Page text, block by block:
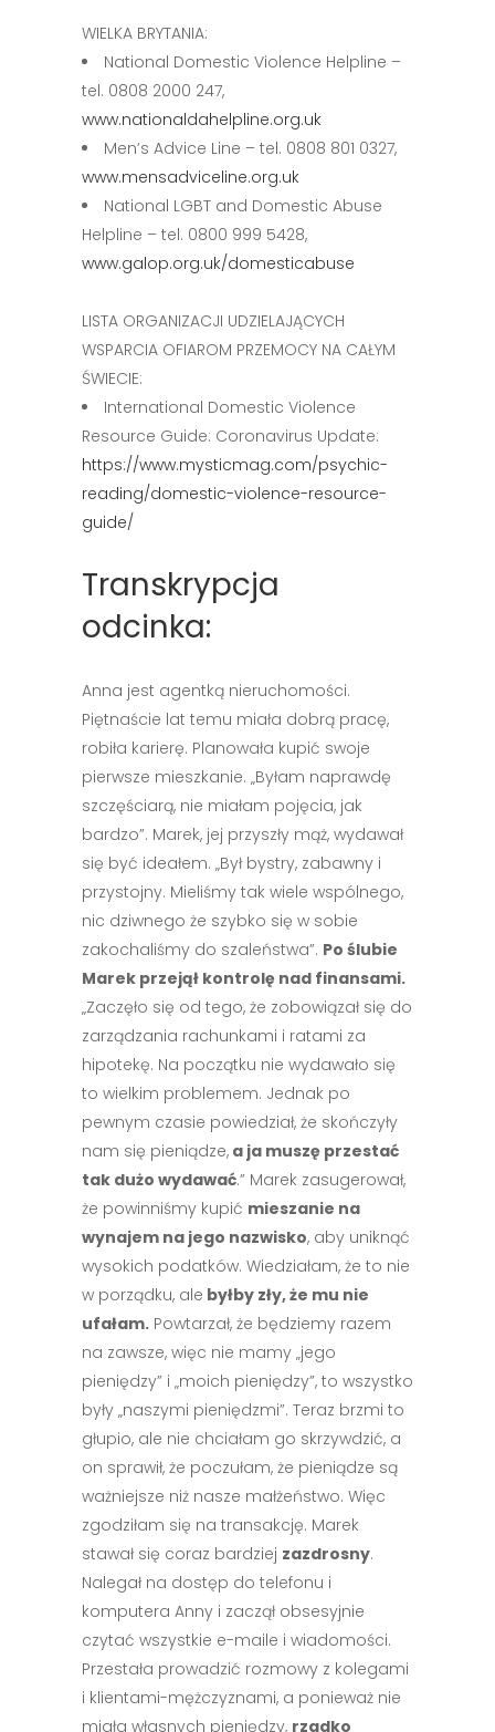
WIELKA BRYTANIA:
National Domestic Violence Helpline –
tel. 0808 2000 247,
www.nationaldahelpline.org.uk
Men’s Advice Line – tel. 0808 801 0327,
www.mensadviceline.org.uk
National LGBT and Domestic Abuse
Helpline – tel. 0800 999 5428,
www.galop.org.uk/domesticabuse
LISTA ORGANIZACJI UDZIELAJĄCYCH
WSPARCIA OFIAROM PRZEMOCY NA CAŁYM
ŚWIECIE:
International Domestic Violence
Resource Guide: Coronavirus Update:
https://www.mysticmag.com/psychic-
reading/domestic-violence-resource-
guide/
Transkrypcja
odcinka:
Anna jest agentką nieruchomości.
Piętnaście lat temu miała dobrą pracę,
robiła karierę. Planowała kupić swoje
pierwsze mieszkanie. „Byłam naprawdę
szczęściarą, nie miałam pojęcia, jak
bardzo”. Marek, jej przyszły mąż, wydawał
się być ideałem. „Był bystry, zabawny i
przystojny. Mieliśmy tak wiele wspólnego,
nic dziwnego że szybko się w sobie
zakochaliśmy do szaleństwa”. Po ślubie
Marek przejął kontrolę nad finansami.
„Zaczęło się od tego, że zobowiązał się do
zarządzania rachunkami i ratami za
hipotekę. Na początku nie wydawało się
to wielkim problemem. Jednak po
pewnym czasie powiedział, że skończyły
nam się pieniądze, a ja muszę przestać
tak dużo wydawać.” Marek zasugerował,
że powinniśmy kupić mieszanie na
wynajem na jego nazwisko, aby uniknąć
wysokich podatków. Wiedziałam, że to nie
w porządku, ale byłby zły, że mu nie
ufałam. Powtarzał, że będziemy razem
na zawsze, więc nie mamy „jego
pieniędzy” i „moich pieniędzy”, to wszystko
były „naszymi pieniędzmi”. Teraz brzmi to
głupio, ale nie chciałam go skrzywdzić, a
on sprawił, że poczułam, że pieniądze są
ważniejsze niż nasze małżeństwo. Więc
zgodziłam się na transakcję. Marek
stawał się coraz bardziej zazdrosny.
Nalegał na dostęp do telefonu i
komputera Anny i zaczął obsesyjnie
czytać wszystkie e-maile i wiadomości.
Przestała prowadzić rozmowy z kolegami
i klientami-mężczyznami, a ponieważ nie
miała własnych pieniędzy, rzadko